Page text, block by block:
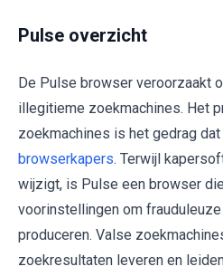
Pulse overzicht
De Pulse browser veroorzaakt
illegitieme zoekmachines. Het
zoekmachines is het gedrag
browserkapers. Terwijl
wijzigt, is Pulse een browser
voorinstellingen om
produceren. Valse
zoekresultaten leveren en